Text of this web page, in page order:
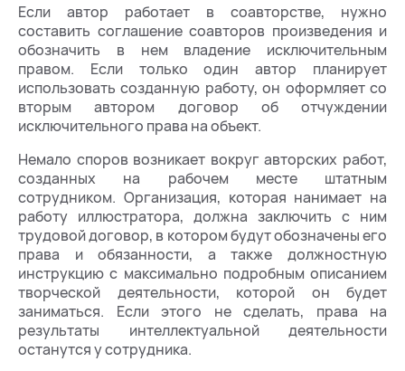
Если автор работает в соавторстве, нужно
составить соглашение соавторов произведения и
обозначить в нем владение исключительным
правом. Если только один автор планирует
использовать созданную работу, он оформляет со
вторым автором договор об отчуждении
исключительного права на объект.
Немало споров возникает вокруг авторских работ,
созданных на рабочем месте штатным
сотрудником. Организация, которая нанимает на
работу иллюстратора, должна заключить с ним
трудовой договор, в котором будут обозначены его
права и обязанности, а также должностную
инструкцию с максимально подробным описанием
творческой деятельности, которой он будет
заниматься. Если этого не сделать, права на
результаты интеллектуальной деятельности
останутся у сотрудника.